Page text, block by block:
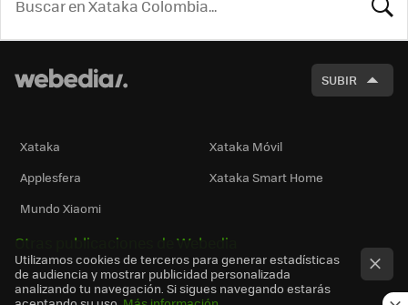
SUBIR
Xataka
Xataka Móvil
Applesfera
Xataka Smart Home
Mundo Xiaomi
Otras publicaciones de Webedia
Utilizamos cookies de terceros para generar estadísticas
de audiencia y mostrar publicidad personalizada
analizando tu navegación. Si sigues navegando estarás